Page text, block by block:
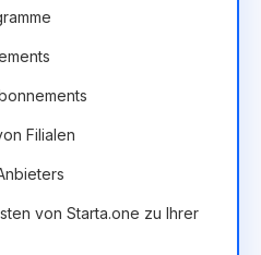
Filialen
von Starta.one zu Ihrer